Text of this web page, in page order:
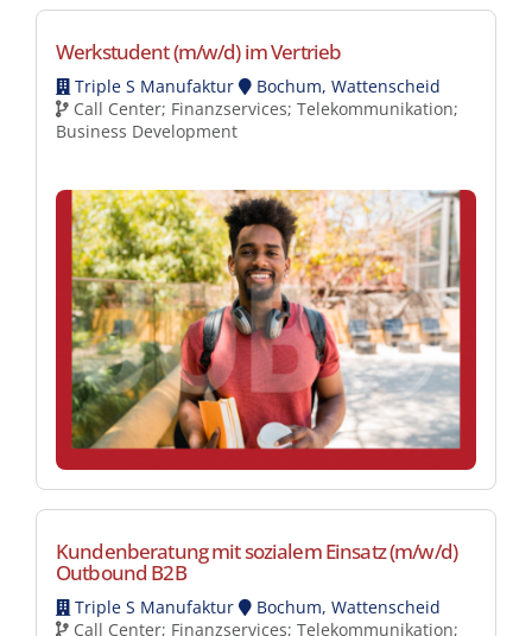
Werkstudent (m/w/d) im Vertrieb
Triple S Manufaktur
Bochum, Wattenscheid
Call Center; Finanzservices; Telekommunikation;
Business Development
Kundenberatung mit sozialem Einsatz (m/w/d)
Outbound B2B
Triple S Manufaktur
Bochum, Wattenscheid
Call Center; Finanzservices; Telekommunikation;